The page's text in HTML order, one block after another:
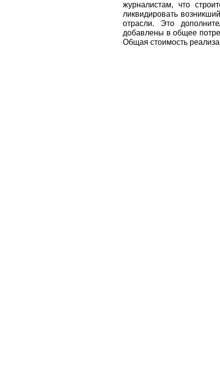
журналистам, что
ликвидировать
отрасли. Это
добавлены в общее
Общая стоимость